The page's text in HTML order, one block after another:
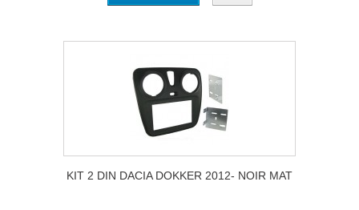
KIT 2 DIN DACIA DOKKER 2012- NOIR MAT